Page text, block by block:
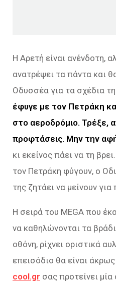
Η Αρετή είναι ανένδοτη,
ανατρέψει τα πάντα και
Οδυσσέα για τα σχέδια
έφυγε με τον Πετράκη
στο αεροδρόμιο. Τρέξε,
προφτάσεις. Μην την
κι εκείνος πάει να τη
τον Πετράκη φύγουν, ο
της ζητάει να μείνουν για
Η σειρά του MEGA που
να καθηλώνονται τα
οθόνη, ρίχνει οριστικά
επεισόδιο θα είναι
cool.gr σας προτείνει μία